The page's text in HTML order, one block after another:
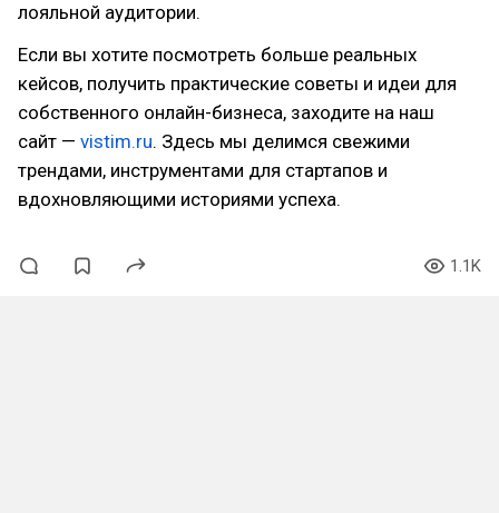
лояльной аудитории.
Если вы хотите посмотреть больше реальных
кейсов, получить практические советы и идеи для
собственного онлайн-бизнеса, заходите на наш
сайт — vistim.ru. Здесь мы делимся свежими
трендами, инструментами для стартапов и
вдохновляющими историями успеха.
1.1K